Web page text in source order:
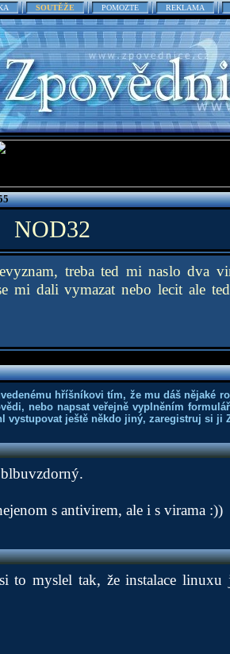
SOUTĚŽE POMOZTE REKLAMA
NOD32
treba ted mi naslo dva
mi dali vymazat nebo lecit ale
hříšníkovi tím, že mu dáš nějaké
nebo napsat veřejně vyplněním
vystupovat ještě někdo jiný, zaregistruj si ji
s antivirem, ale i s virama :))
to myslel tak, že instalace linuxu